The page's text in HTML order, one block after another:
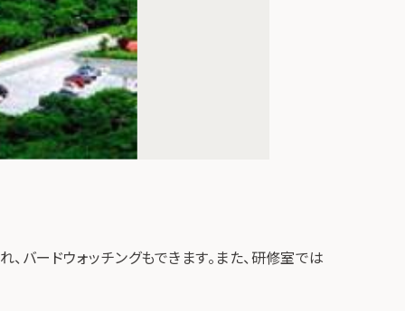
ードウォッチングもできます。また、研修室では